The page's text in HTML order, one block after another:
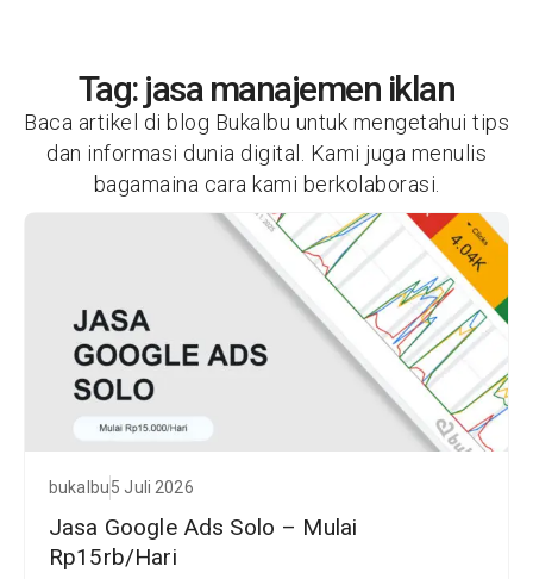
Tag: jasa manajemen iklan
Baca artikel di blog Bukalbu untuk mengetahui tips
dan informasi dunia digital. Kami juga menulis
bagamaina cara kami berkolaborasi.
bukalbu5 Juli 2026
Jasa Google Ads Solo – Mulai
Rp15rb/Hari